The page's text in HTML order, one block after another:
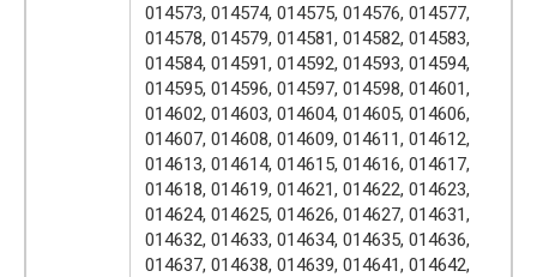
014573, 014574, 014575, 014576, 014577,
014578, 014579, 014581, 014582, 014583,
014584, 014591, 014592, 014593, 014594,
014595, 014596, 014597, 014598, 014601,
014602, 014603, 014604, 014605, 014606,
014607, 014608, 014609, 014611, 014612,
014613, 014614, 014615, 014616, 014617,
014618, 014619, 014621, 014622, 014623,
014624, 014625, 014626, 014627, 014631,
014632, 014633, 014634, 014635, 014636,
014637, 014638, 014639, 014641, 014642,